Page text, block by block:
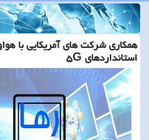
همكاری شركت های آمریكایی با
استانداردهای ۵G